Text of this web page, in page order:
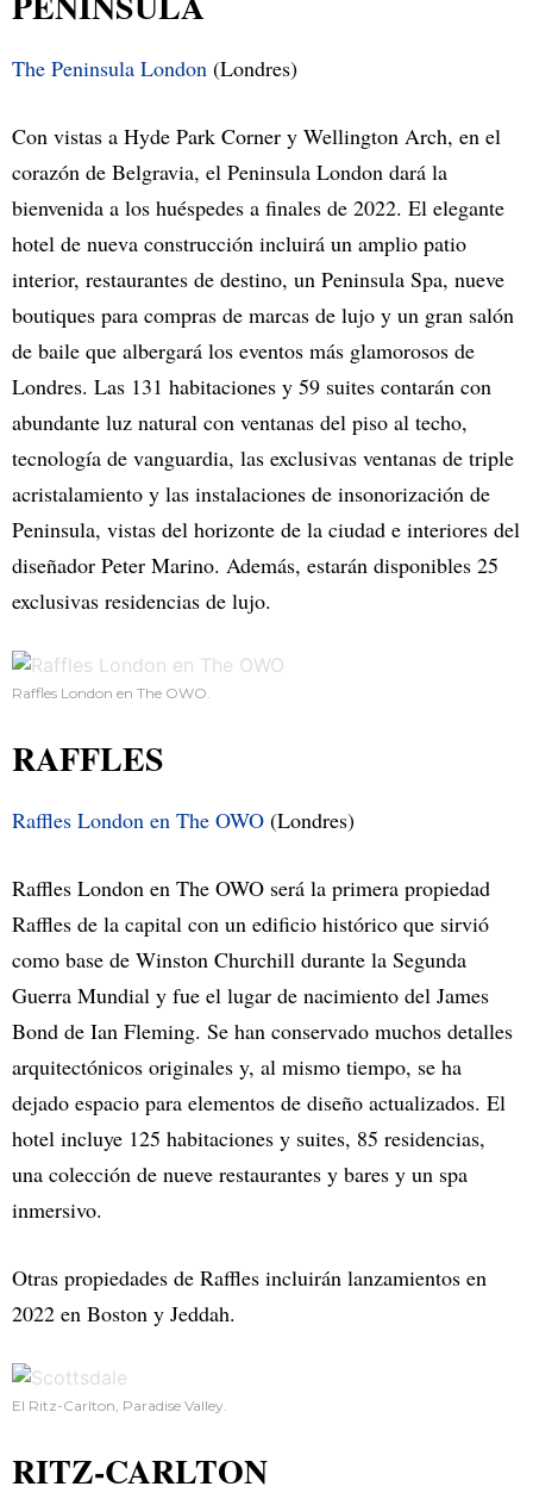
The Peninsula London (Londres)
Con vistas a Hyde Park Corner y Wellington Arch, en el
corazón de Belgravia, el Peninsula London dará la
bienvenida a los huéspedes a finales de 2022. El elegante
hotel de nueva construcción incluirá un amplio patio
interior, restaurantes de destino, un Peninsula Spa, nueve
boutiques para compras de marcas de lujo y un gran salón
de baile que albergará los eventos más glamorosos de
Londres. Las 131 habitaciones y 59 suites contarán con
abundante luz natural con ventanas del piso al techo,
tecnología de vanguardia, las exclusivas ventanas de triple
acristalamiento y las instalaciones de insonorización de
Peninsula, vistas del horizonte de la ciudad e interiores del
diseñador Peter Marino. Además, estarán disponibles 25
exclusivas residencias de lujo.
Raffles London en The OWO.
RAFFLES
Raffles London en The OWO (Londres)
Raffles London en The OWO será la primera propiedad
Raffles de la capital con un edificio histórico que sirvió
como base de Winston Churchill durante la Segunda
Guerra Mundial y fue el lugar de nacimiento del James
Bond de Ian Fleming. Se han conservado muchos detalles
arquitectónicos originales y, al mismo tiempo, se ha
dejado espacio para elementos de diseño actualizados. El
hotel incluye 125 habitaciones y suites, 85 residencias,
una colección de nueve restaurantes y bares y un spa
inmersivo.
Otras propiedades de Raffles incluirán lanzamientos en
2022 en Boston y Jeddah.
El Ritz-Carlton, Paradise Valley.
RITZ-CARLTON